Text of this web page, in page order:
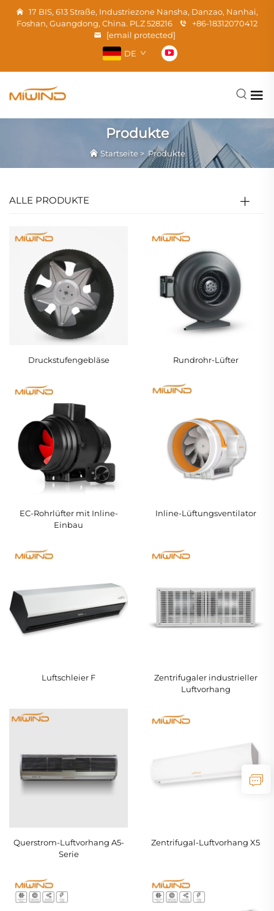
17 BIS, 613 Straße, Industriezone Nansha, Danzao, Nanhai,
Foshan, Guangdong, China. PLZ 528216
+86-18312070412
[email protected]
DE
Produkte
Startseite> Produkte
ALLE PRODUKTE
Druckstufengebläse Rundrohr-Lüfter
EC-Rohrlüfter mit Inline-
Einbau
Inline-Lüftungsventilator
Luftschleier F
Zentrifugaler industrieller
Luftvorhang
Querstrom-Luftvorhang A5-
Serie
Zentrifugal-Luftvorhang X5